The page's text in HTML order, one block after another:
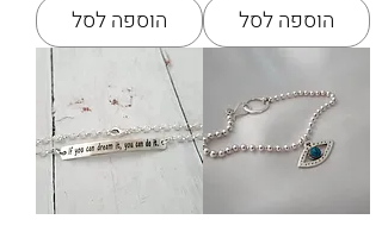
הוספה לסל הוספה לסל